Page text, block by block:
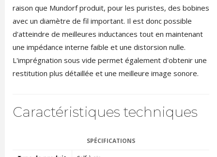
raison que Mundorf produit, pour les puristes, des bobines
avec un diamètre de fil important. Il est donc possible
d'atteindre de meilleures inductances tout en maintenant
une impédance interne faible et une distorsion nulle.
L'imprégnation sous vide permet également d'obtenir une
restitution plus détaillée et une meilleure image sonore.
Caractéristiques techniques
SPÉCIFICATIONS